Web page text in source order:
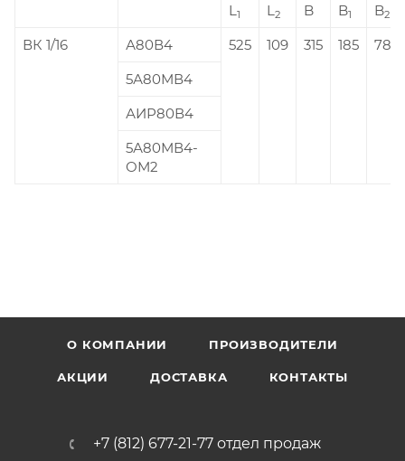
L 1 L 2 B B1 B2
ВК 1/16 А80В4 525 109 315 185
78
5А80МВ4
АИР80В4
5А80МВ4-
ОМ2
О КОМПАНИИ ПРОИЗВОДИТЕЛИ
АКЦИИ ДОСТАВКА КОНТАКТЫ
+7 (812) 677-21-77 отдел продаж